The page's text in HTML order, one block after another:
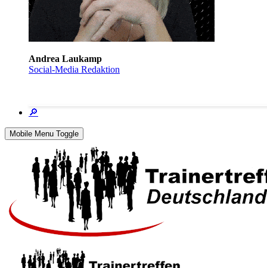
Andrea Laukamp
Social-Media Redaktion
🔎
Mobile Menu Toggle